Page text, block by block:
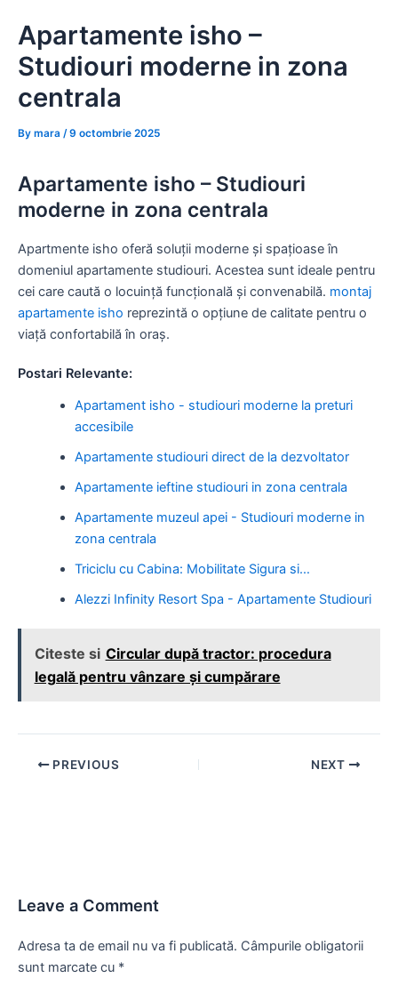
content
Apartamente isho –
Studiouri moderne in zona
centrala
By mara /9 octombrie 2025
Apartamente isho – Studiouri
moderne in zona centrala
Apartmente isho oferă soluții moderne și spațioase în
domeniul apartamente studiouri. Acestea sunt ideale pentru
cei care caută o locuință funcțională și convenabilă. montaj
apartamente isho reprezintă o opțiune de calitate pentru o
viață confortabilă în oraș.
Postari Relevante:
Apartament isho - studiouri moderne la preturi
accesibile
Apartamente studiouri direct de la dezvoltator
Apartamente ieftine studiouri in zona centrala
Apartamente muzeul apei - Studiouri moderne in
zona centrala
Triciclu cu Cabina: Mobilitate Sigura si…
Alezzi Infinity Resort Spa - Apartamente Studiouri
Citeste si Circular după tractor: procedura
legală pentru vânzare și cumpărare
Post PREVIOUS NEXT
Leave a Comment
Adresa ta de email nu va fi publicată. Câmpurile obligatorii
sunt marcate cu *